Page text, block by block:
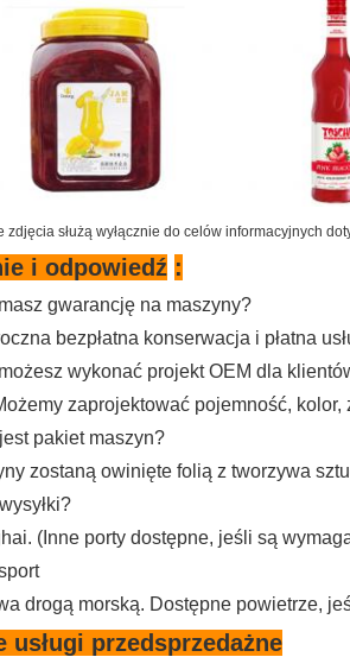
zdjęcia służą wyłącznie do celów informacyjnych
i odpowiedź :
gwarancję na maszyny?
bezpłatna konserwacja i płatna
wykonać projekt OEM dla
zaprojektować pojemność,
pakiet maszyn?
zostaną owinięte folią z tworzywa
(Inne porty dostępne, jeśli są
drogą morską. Dostępne powietrze,
usługi przedsprzedażne